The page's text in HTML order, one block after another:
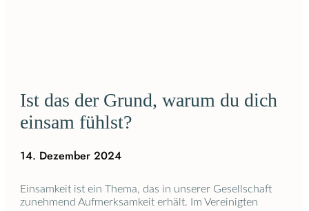
Ist das der Grund, warum du dich
einsam fühlst?
14. Dezember 2024
Einsamkeit ist ein Thema, das in unserer Gesellschaft
zunehmend Aufmerksamkeit erhält. Im Vereinigten